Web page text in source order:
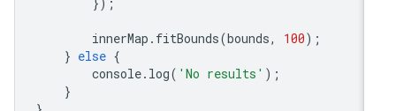
innerMap.fitBounds(bounds, 100
} else
console.log( 'No results'